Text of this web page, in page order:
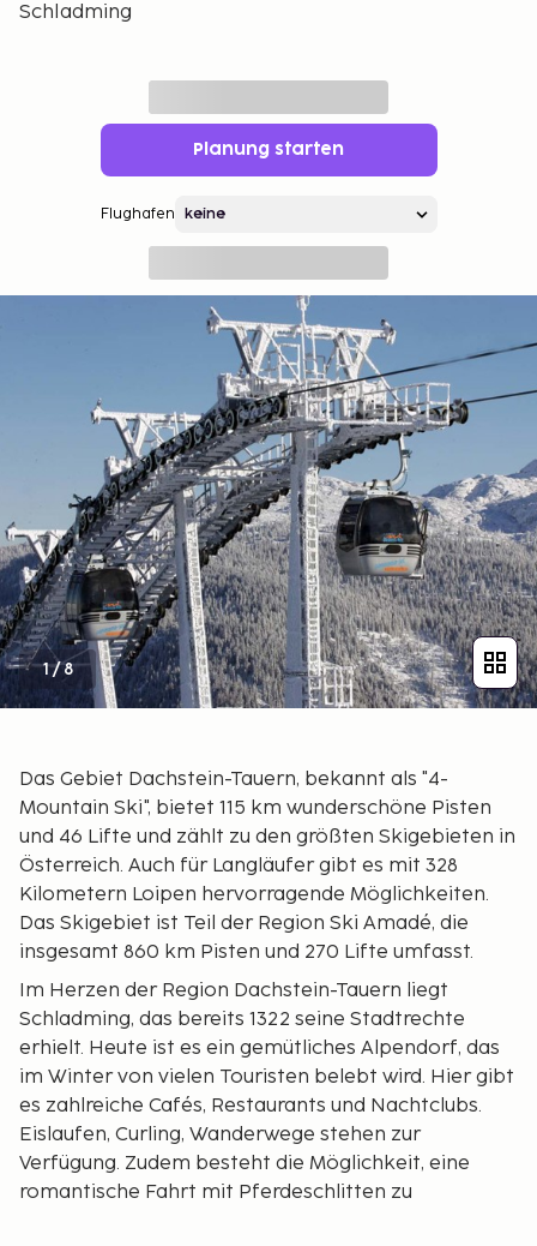
Schladming
Planung starten
Flughafen
1/8
Das Gebiet Dachstein-Tauern, bekannt als "4-
Mountain Ski", bietet 115 km wunderschöne Pisten
und 46 Lifte und zählt zu den größten Skigebieten in
Österreich. Auch für Langläufer gibt es mit 328
Kilometern Loipen hervorragende Möglichkeiten.
Das Skigebiet ist Teil der Region Ski Amadé, die
insgesamt 860 km Pisten und 270 Lifte umfasst.
Im Herzen der Region Dachstein-Tauern liegt
Schladming, das bereits 1322 seine Stadtrechte
erhielt. Heute ist es ein gemütliches Alpendorf, das
im Winter von vielen Touristen belebt wird. Hier gibt
es zahlreiche Cafés, Restaurants und Nachtclubs.
Eislaufen, Curling, Wanderwege stehen zur
Verfügung. Zudem besteht die Möglichkeit, eine
romantische Fahrt mit Pferdeschlitten zu